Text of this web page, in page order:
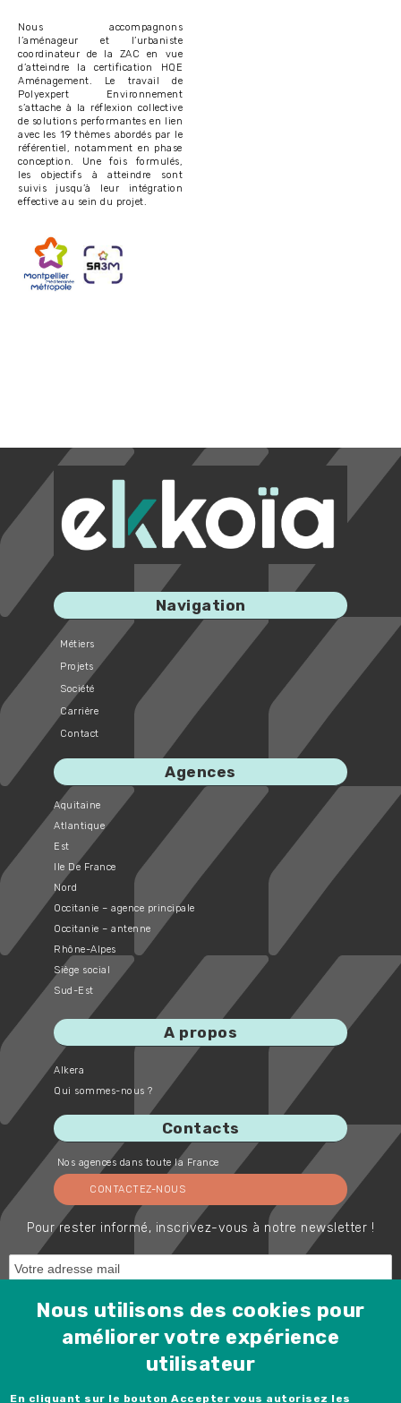
Nous accompagnons
l’aménageur et l’urbaniste
coordinateur de la ZAC en vue
d’atteindre la certification HQE
Aménagement. Le travail de
Polyexpert Environnement
s’attache à la réflexion collective
de solutions performantes en lien
avec les 19 thèmes abordés par le
référentiel, notamment en phase
conception. Une fois formulés,
les objectifs à atteindre sont
suivis jusqu’à leur intégration
effective au sein du projet.
Navigation
Métiers
Projets
Société
Carrière
Contact
Agences
Aquitaine
Atlantique
Est
Ile De France
Nord
Occitanie – agence principale
Occitanie – antenne
Rhône-Alpes
Siège social
Sud-Est
A propos
Alkera
Qui sommes-nous ?
Contacts
Nos agences dans toute la France
CONTACTEZ-NOUS
Pour rester informé, inscrivez-vous à notre newsletter !
Protected by Spam Master
Rejoignez-nous !
Nous utilisons des cookies pour
améliorer votre expérience
utilisateur
En cliquant sur le bouton Accepter vous autorisez les